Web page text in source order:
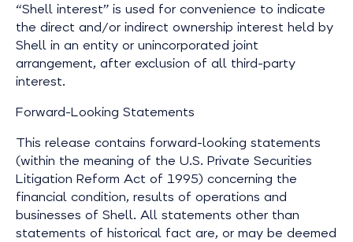
“Shell interest” is used for convenience to indicate
the direct and/or indirect ownership interest held by
Shell in an entity or unincorporated joint
arrangement, after exclusion of all third-party
interest.
Forward-Looking Statements
This release contains forward-looking statements
(within the meaning of the U.S. Private Securities
Litigation Reform Act of 1995) concerning the
financial condition, results of operations and
businesses of Shell. All statements other than
statements of historical fact are, or may be deemed